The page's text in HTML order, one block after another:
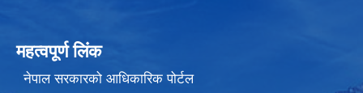
महत्वपूर्ण लिंक
नेपाल सरकारको आधिकारिक पोर्टल